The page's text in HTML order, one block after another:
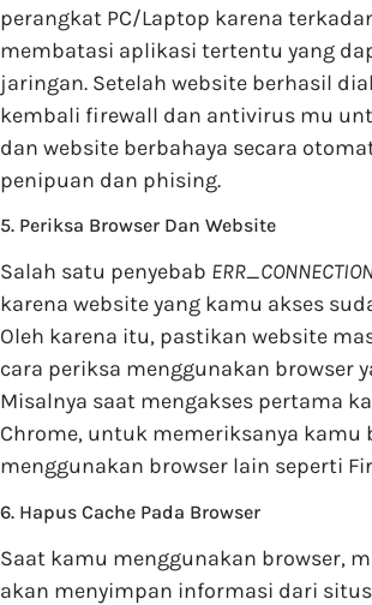
perangkat PC/Laptop karena
membatasi aplikasi tertentu yang
jaringan. Setelah website berhasil
kembali firewall dan antivirus mu
dan website berbahaya secara
penipuan dan phising.
5. Periksa Browser Dan Website
Salah satu penyebab
karena website yang kamu akses
Oleh karena itu, pastikan website
cara periksa menggunakan browser
Misalnya saat mengakses pertama
Chrome, untuk memeriksanya kamu
menggunakan browser lain seperti
6. Hapus Cache Pada Browser
Saat kamu menggunakan browser,
akan menyimpan informasi dari